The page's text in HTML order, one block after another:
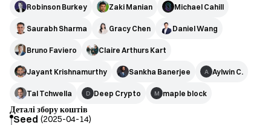
Robinson Burkey Zaki Manian Michael Cahill
Saurabh Sharma Gracy Chen Daniel Wang
Bruno Faviero Claire Arthurs Kart
Jayant Krishnamurthy Sankha Banerjee A Aylwin C.
Tal Tchwella D Deep Crypto M maple block
Деталі збору коштів
Seed (2025-04-14)